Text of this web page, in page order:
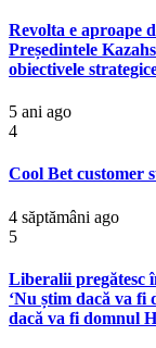
Revolta e aproape
Președintele
obiectivele
5 ani ago
4
Cool Bet customer
4 săptămâni ago
5
Liberalii pregătesc
‘Nu știm dacă va fi
dacă va fi domnul